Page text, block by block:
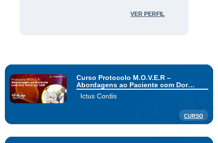
VER PERFIL
Curso Protocolo M.O.V.E.R –
Abordagens ao Paciente com Dor
Torácica: IAM
Ictus Cordis
CURSO